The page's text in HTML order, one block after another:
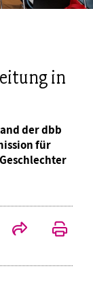
in
der dbb
für